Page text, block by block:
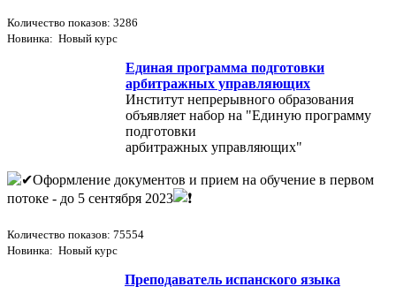
Количество показов: 3286
Новинка: Новый курс
Единая программа подготовки
арбитражных управляющих
Институт непрерывного образования
объявляет набор на "Единую программу
подготовки
арбитражных управляющих"
Оформление документов и прием на обучение в первом
потоке - до 5 сентября 2023
Количество показов: 75554
Новинка: Новый курс
Преподаватель испанского языка